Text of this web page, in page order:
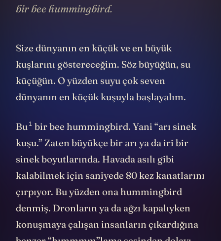
bir bee hummingbird.
Size dünyanın en küçük ve en büyük
kuşlarını göstereceğim. Söz büyüğün, su
küçüğün. O yüzden suyu çok seven
dünyanın en küçük kuşuyla başlayalım.
Bu 1 bir bee hummingbird. Yani “arı sinek
kuşu.” Zaten büyükçe bir arı ya da iri bir
sinek boyutlarında. Havada asılı gibi
kalabilmek için saniyede 80 kez kanatlarını
çırpıyor. Bu yüzden ona hummingbird
denmiş. Dronların ya da ağzı kapalıyken
konuşmaya çalışan insanların çıkardığına